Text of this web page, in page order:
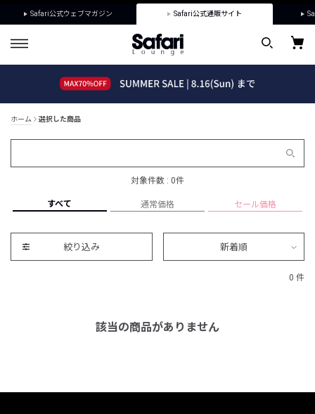
Safari公式ウェブマガジン Safari公式通販サイト
ホーム 選択した商品
対象件数 : 0件
すべて 通常価格 セール価格
絞り込み 新着順
0 件
該当の商品がありません